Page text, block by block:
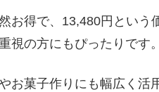
お得で、13,480円という
視の方にもぴったりです。
お菓子作りにも幅広く活